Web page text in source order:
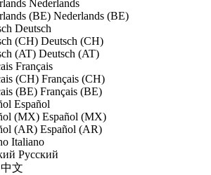
Nederlands
Nederlands (BE)
Deutsch
Deutsch (CH)
Deutsch (AT)
Français
Français (CH)
Français (BE)
Español
Español (MX)
Español (AR)
Italiano
Русский
中文